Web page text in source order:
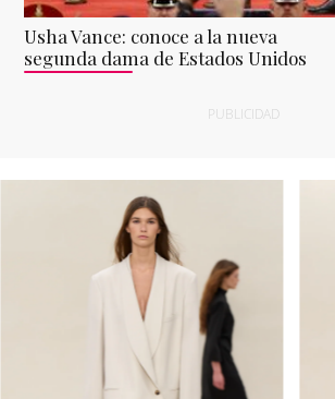
Usha Vance: conoce a la nueva
segunda dama de Estados Unidos
PUBLICIDAD